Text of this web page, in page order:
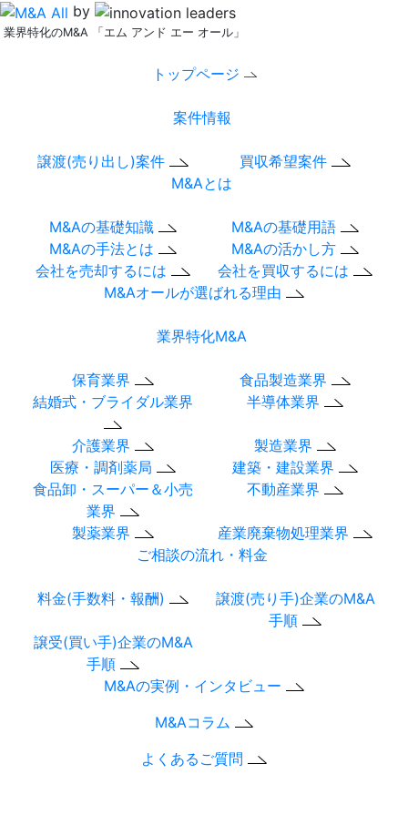
by
業界特化のM&A 「エム アンド エー オール」
トップページ
案件情報
譲渡(売り出し)案件
買収希望案件
M&Aとは
M&Aの基礎知識
M&Aの基礎用語
M&Aの手法とは
M&Aの活かし方
会社を売却するには
会社を買収するには
M&Aオールが選ばれる理由
業界特化M&A
保育業界
食品製造業界
結婚式・ブライダル業界
半導体業界
介護業界
製造業界
医療・調剤薬局
建築・建設業界
食品卸・スーパー＆小売
業界
不動産業界
製薬業界
産業廃棄物処理業界
ご相談の流れ・料金
料金(手数料・報酬)
譲渡(売り手)企業のM&A
手順
譲受(買い手)企業のM&A
手順
M&Aの実例・インタビュー
M&Aコラム
よくあるご質問